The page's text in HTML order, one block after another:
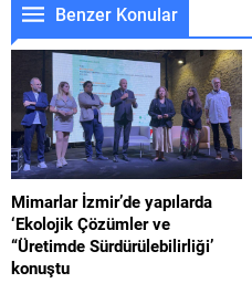
Benzer Konular
Mimarlar İzmir’de yapılarda
‘Ekolojik Çözümler ve
“Üretimde Sürdürülebilirliği’
konuştu